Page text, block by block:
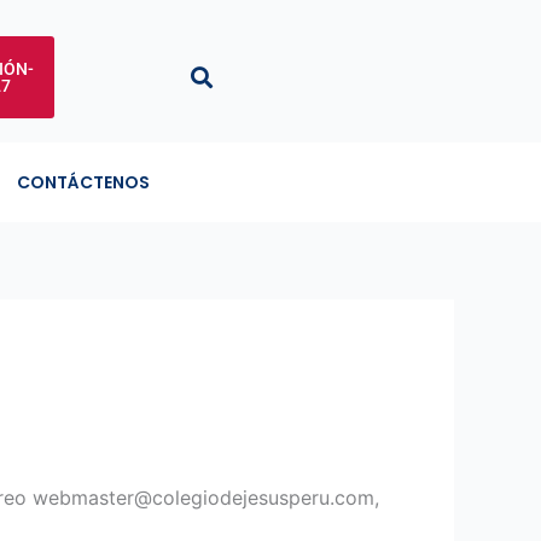
CONTÁCTENOS
webmaster@colegiodejesusperu.com,